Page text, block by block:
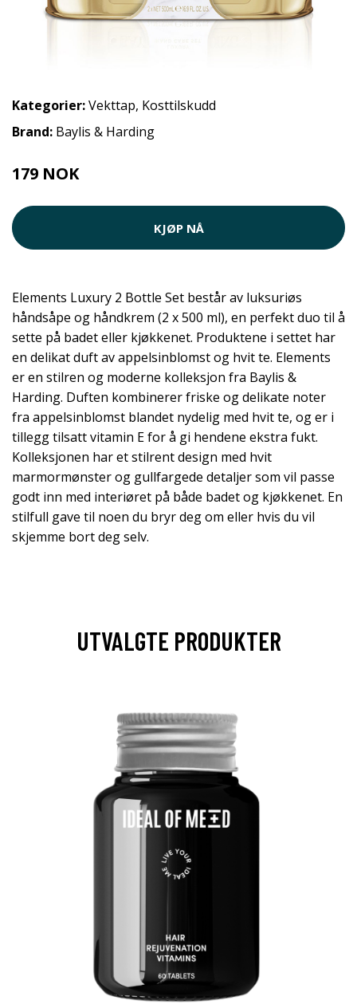
Kategorier:Vekttap, Kosttilskudd
Brand: Baylis & Harding
179 NOK
KJØP NÅ
Elements Luxury 2 Bottle Set består av luksuriøs
håndsåpe og håndkrem (2 x 500 ml), en perfekt duo til å
sette på badet eller kjøkkenet. Produktene i settet har
en delikat duft av appelsinblomst og hvit te. Elements
er en stilren og moderne kolleksjon fra Baylis &
Harding. Duften kombinerer friske og delikate noter
fra appelsinblomst blandet nydelig med hvit te, og er i
tillegg tilsatt vitamin E for å gi hendene ekstra fukt.
Kolleksjonen har et stilrent design med hvit
marmormønster og gullfargede detaljer som vil passe
godt inn med interiøret på både badet og kjøkkenet. En
stilfull gave til noen du bryr deg om eller hvis du vil
skjemme bort deg selv.
UTVALGTE PRODUKTER